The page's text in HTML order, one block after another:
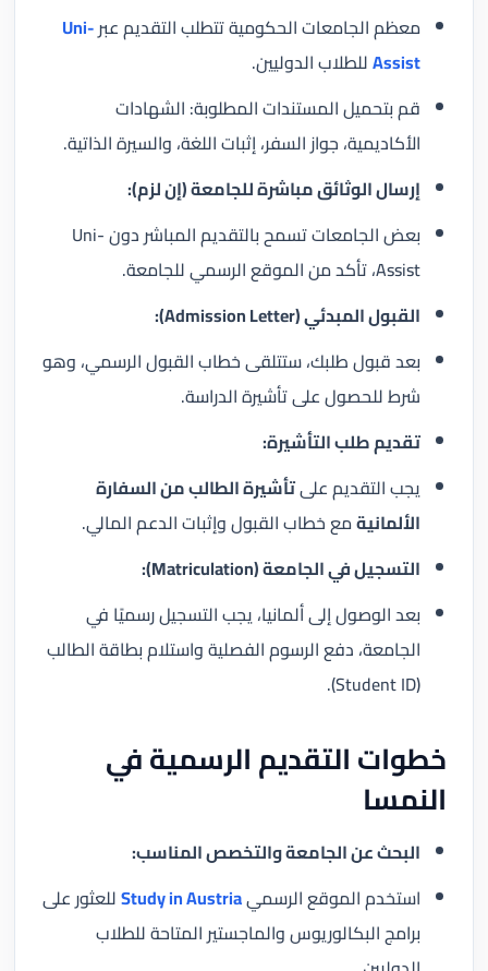
معظم الجامعات الحكومية تتطلب التقديم عبرUni-
Assistللطلاب الدوليين.
قم بتحميل المستندات المطلوبة: الشهادات
الأكاديمية، جواز السفر، إثبات اللغة، والسيرة الذاتية.
إرسال الوثائق مباشرة للجامعة (إن لزم):
بعض الجامعات تسمح بالتقديم المباشر دون Uni-
Assist، تأكد من الموقع الرسمي للجامعة.
القبول المبدئي (Admission Letter):
بعد قبول طلبك، ستتلقى خطاب القبول الرسمي، وهو
شرط للحصول على تأشيرة الدراسة.
تقديم طلب التأشيرة:
يجب التقديم علىتأشيرة الطالب من السفارة
الألمانيةمع خطاب القبول وإثبات الدعم المالي.
التسجيل في الجامعة (Matriculation):
بعد الوصول إلى ألمانيا، يجب التسجيل رسميًا في
الجامعة، دفع الرسوم الفصلية واستلام بطاقة الطالب
(Student ID).
خطوات التقديم الرسمية في
النمسا
البحث عن الجامعة والتخصص المناسب:
استخدم الموقع الرسميStudy in Austriaللعثور على
برامج البكالوريوس والماجستير المتاحة للطلاب